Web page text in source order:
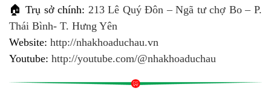
🏠 Trụ sở chính: 213 Lê Quý Đôn – Ngã tư chợ Bo – P.
Thái Bình- T. Hưng Yên
Website: http://nhakhoaduchau.vn
Youtube: http://youtube.com/@nhakhoaduchau